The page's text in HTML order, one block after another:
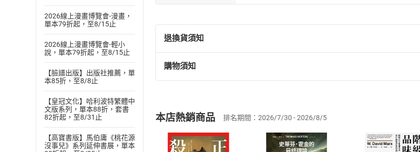
2026線上漫畫博覽會-漫畫，
單本79折起，至8/15止
2026線上漫畫博覽會-輕小
說，單本79折起，至8/15止
【臉譜出版】出版社推薦，單
本85折，至8/8止
【皇冠文化】哈利波特繁體中
文版系列，單本88折，套書
82折起，至8/31止
【高寶書版】馬伯庸《桃花源
沒事兒》系列延伸書展，單本
退換貨須知
退換貨規定：
(一)依消費者保護法第19條第1項後段暨通訊交易解除權合理例外情
(二)消費者訂購本店鋪之商品即代表知悉本店鋪所銷售之商品為電
且已下載/存取電子書，不得請求退貨退款。
退貨方式：您欲取消訂單或辦理退貨時，請登入樂天市場，並於「我
購物須知
挑選商品 放入購物車 登入帳號
本店熱銷商品 排名期間：2026/7/30 - 2026/8/5